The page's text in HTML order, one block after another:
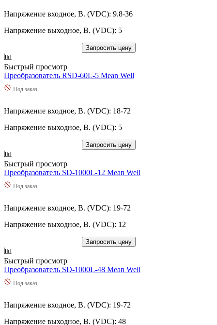
Напряжение входное, В. (VDC): 9.8-36
Напряжение выходное, В. (VDC): 5
Запросить цену
Быстрый просмотр
Преобразователь RSD-60L-5 Mean Well
Под заказ
Напряжение входное, В. (VDC): 18-72
Напряжение выходное, В. (VDC): 5
Запросить цену
Быстрый просмотр
Преобразователь SD-1000L-12 Mean Well
Под заказ
Напряжение входное, В. (VDC): 19-72
Напряжение выходное, В. (VDC): 12
Запросить цену
Быстрый просмотр
Преобразователь SD-1000L-48 Mean Well
Под заказ
Напряжение входное, В. (VDC): 19-72
Напряжение выходное, В. (VDC): 48